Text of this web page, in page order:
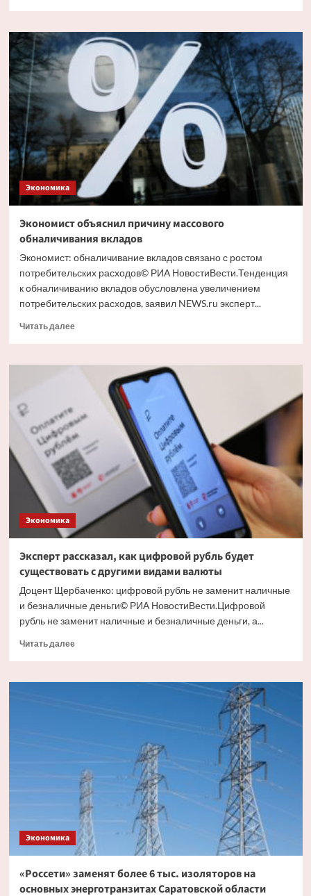
Путин
и
Костин
кредитование
крупных
проектов
Экономика
Экономист объяснил причину массового
обналичивания вкладов
Экономист: обналичивание вкладов связано с ростом
потребительских расходов© РИА НовостиВести.Тенденция
к обналичиванию вкладов обусловлена увеличением
потребительских расходов, заявил NEWS.ru эксперт...
Читать далееПрочитать
Экономист
объяснил
причину
массового
обналичивания
вкладов
Экономика
Эксперт рассказал, как цифровой рубль будет
существовать с другими видами валюты
Доцент Щербаченко: цифровой рубль не заменит наличные
и безналичные деньги© РИА НовостиВести.Цифровой
рубль не заменит наличные и безналичные деньги, а...
Читать далееПрочитать
Эксперт
существовать
другими
видами
валюты
Экономика
«Россети» заменят более 6 тыс. изоляторов на
основных энерготранзитах Саратовской области